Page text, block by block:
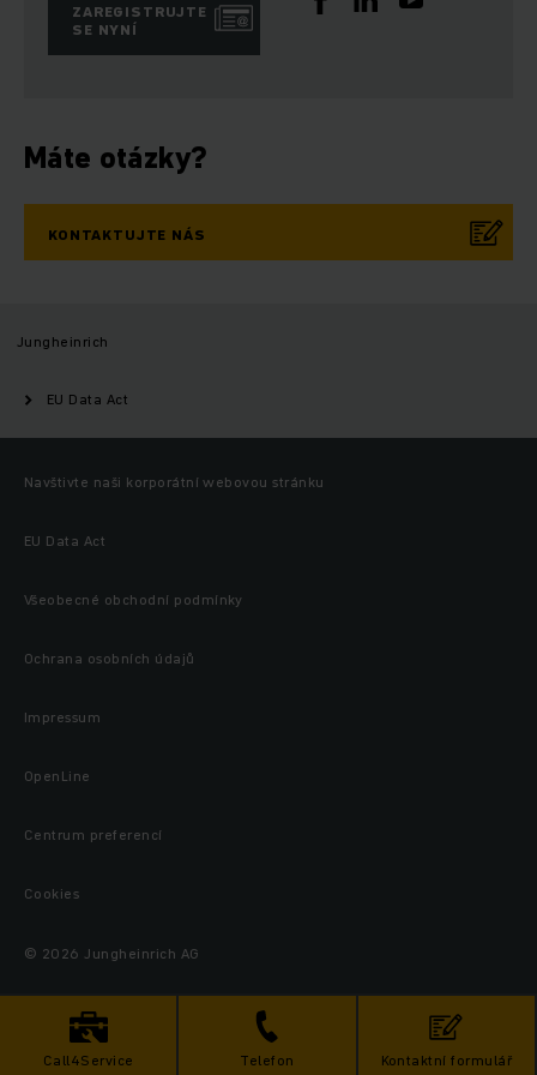
Call4Service Telefon Kontaktní formulář
ZAREGISTRUJTE
SE NYNÍ
Máte otázky?
KONTAKTUJTE NÁS
Jungheinrich
EU Data Act
Navštivte naši korporátní webovou stránku
EU Data Act
Všeobecné obchodní podmínky
Ochrana osobních údajů
Impressum
OpenLine
Centrum preferencí
Cookies
© 2026 Jungheinrich AG